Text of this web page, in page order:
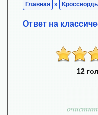
Главная »
Ответ на
12